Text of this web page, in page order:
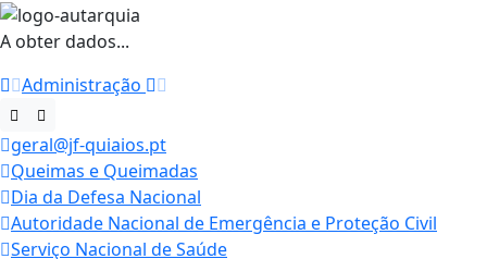
A obter dados...
Administração
geral@jf-quiaios.pt
Queimas e Queimadas
Dia da Defesa Nacional
Autoridade Nacional de Emergência e Proteção Civil
Serviço Nacional de Saúde